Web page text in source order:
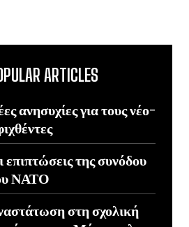
ARTICLES
ανησυχίες για τους νέο-
επιπτώσεις της συνόδου
ΝΑΤΟ
στη σχολική